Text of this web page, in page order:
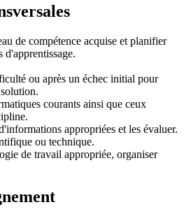
de compétence acquise et planifier
d'apprentissage.
ou après un échec initial pour
courants ainsi que ceux
appropriées et les évaluer.
ou technique.
de travail appropriée, organiser